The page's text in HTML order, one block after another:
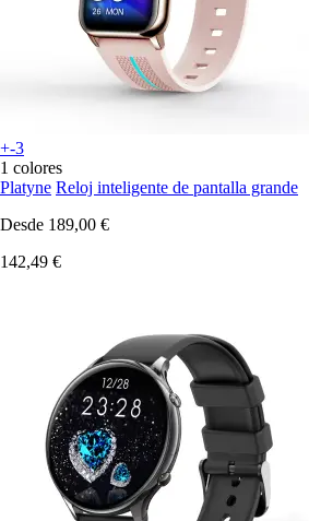
+-3
1 colores
Platyne Reloj inteligente de pantalla grande
Desde 189,00 €
142,49 €